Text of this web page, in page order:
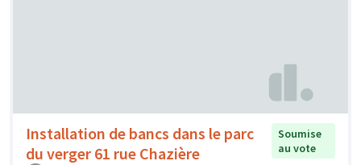
Installation de bancs dans le parc
du verger 61 rue Chazière
Soumise
au vote